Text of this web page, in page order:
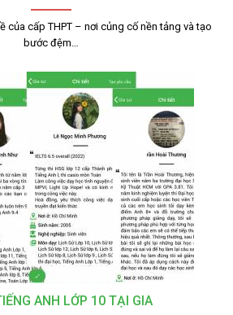
của cấp THPT – nơi củng cố nền tảng và tạo
bước đệm…
ANH LỚP 10 TẠI GIA